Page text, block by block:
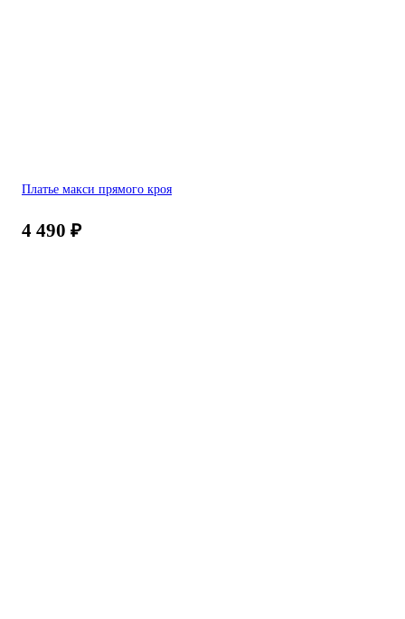
Платье макси прямого кроя
4 490 ₽